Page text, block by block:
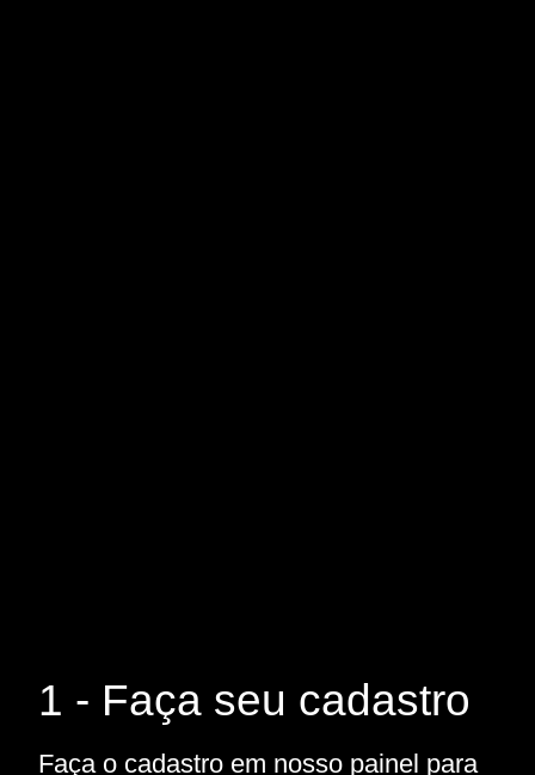
1 - Faça seu cadastro
Faça o cadastro em nosso painel para